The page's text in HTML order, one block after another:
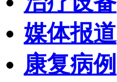
媒体报道
康复病例